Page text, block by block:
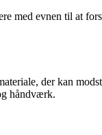
med evnen til at
der kan
håndværk.